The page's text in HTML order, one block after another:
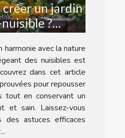
un jardin
?
et astuces
harmonie avec la nature
des nuisibles est
dans cet article
pour repousser
tout en conservant un
et sain. Laissez-vous
des astuces efficaces